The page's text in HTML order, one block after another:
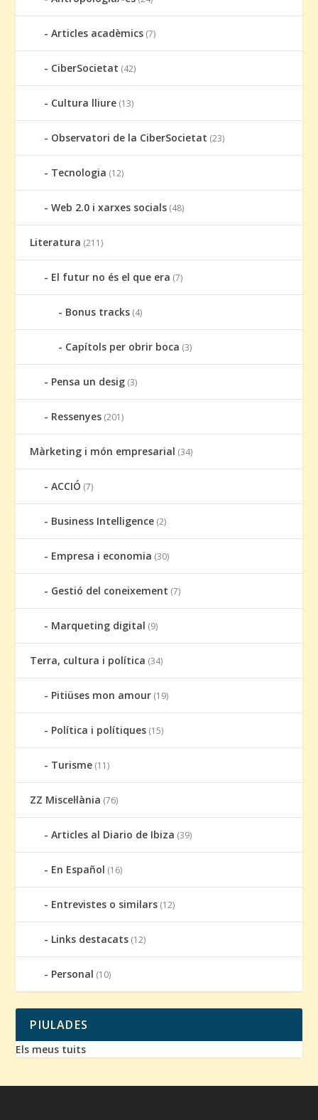
Articles acadèmics (7)
CiberSocietat (42)
Cultura lliure (13)
Observatori de la CiberSocietat (23)
Tecnologia (12)
Web 2.0 i xarxes socials (48)
Literatura (211)
El futur no és el que era (7)
Bonus tracks (4)
Capítols per obrir boca (3)
Pensa un desig (3)
Ressenyes (201)
Màrketing i món empresarial (34)
ACCIÓ (7)
Business Intelligence (2)
Empresa i economia (30)
Gestió del coneixement (7)
Marqueting digital (9)
Terra, cultura i política (34)
Pitiüses mon amour (19)
Política i polítiques (15)
Turisme (11)
ZZ Miscel·lània (76)
Articles al Diario de Ibiza (39)
En Español (16)
Entrevistes o similars (12)
Links destacats (12)
Personal (10)
PIULADES
Els meus tuits